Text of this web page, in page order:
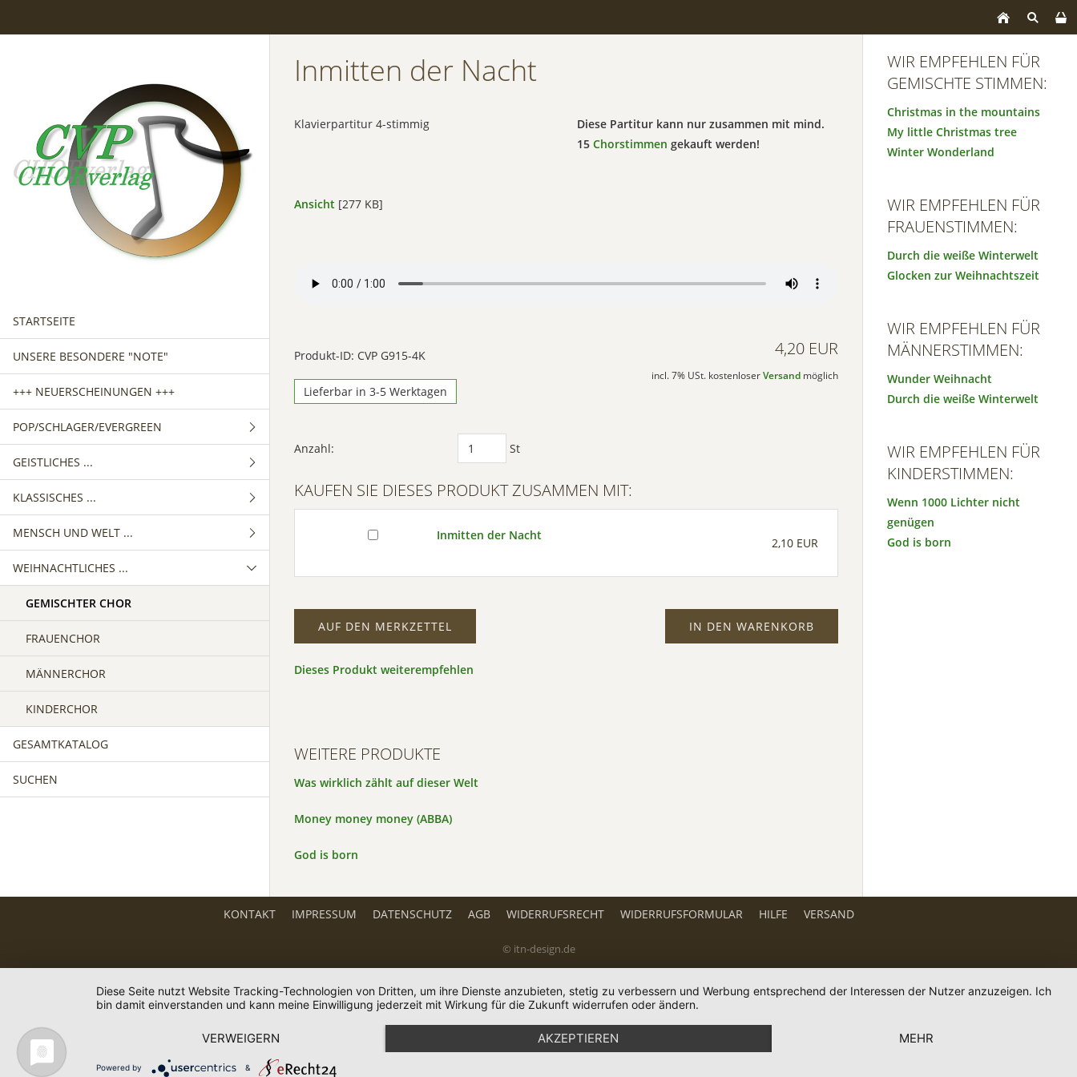
STARTSEITE
UNSERE BESONDERE "NOTE"
+++ NEUERSCHEINUNGEN +++
POP/SCHLAGER/EVERGREEN
GEMISCHTER CHOR
FRAUENCHOR
MÄNNERCHOR
GEISTLICHES ...
GEMISCHTER CHOR
FRAUENCHOR
MÄNNERCHOR
KLASSISCHES ...
GEMISCHTER CHOR
FRAUENCHOR
MÄNNERCHOR
MENSCH UND WELT ...
GEMISCHTER CHOR
FRAUENCHOR
MÄNNERCHOR
WEIHNACHTLICHES ...
GEMISCHTER CHOR
FRAUENCHOR
MÄNNERCHOR
KINDERCHOR
GESAMTKATALOG
SUCHEN
Inmitten der Nacht
Klavierpartitur 4-stimmig
Ansicht [277 KB]
Diese Partitur kann nur zusammen mit mind.
15Chorstimmen gekauft werden!
Produkt-ID: CVP G915-4K
Lieferbar in 3-5 Werktagen
4,20 EUR
incl. 7% USt. kostenloser Versandmöglich
Anzahl: St
KAUFEN SIE DIESES PRODUKT ZUSAMMEN MIT:
Inmitten der Nacht
2,10 EUR
IN DEN WARENKORB
AUF DEN MERKZETTEL
Dieses Produkt weiterempfehlen
WEITERE PRODUKTE
Was wirklich zählt auf dieser Welt
Money money money (ABBA)
God is born
WIR EMPFEHLEN FÜR
GEMISCHTE STIMMEN:
Christmas in the mountains
My little Christmas tree
Winter Wonderland
WIR EMPFEHLEN FÜR
FRAUENSTIMMEN:
Durch die weiße Winterwelt
Glocken zur Weihnachtszeit
WIR EMPFEHLEN FÜR
MÄNNERSTIMMEN:
Wunder Weihnacht
Durch die weiße Winterwelt
WIR EMPFEHLEN FÜR
KINDERSTIMMEN:
Wenn 1000 Lichter nicht
genügen
God is born
KONTAKT IMPRESSUM DATENSCHUTZ AGB WIDERRUFSRECHT WIDERRUFSFORMULAR HILFE VERSAND
© itn-design.de
Diese Seite nutzt Website Tracking-Technologien von Dritten, um ihre Dienste anzubieten, stetig zu verbessern und Werbung entsprechend der Interessen der Nutzer anzuzeigen. Ich
bin damit einverstanden und kann meine Einwilligung jederzeit mit Wirkung für die Zukunft widerrufen oder ändern.
VERWEIGERN AKZEPTIEREN MEHR
Powered by &